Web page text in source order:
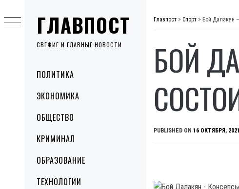
ГЛАВПОСТ
СВЕЖИЕ И ГЛАВНЫЕ НОВОСТИ
MenuПОЛИТИКА
ЭКОНОМИКА
ОБЩЕСТВО
КРИМИНАЛ
ОБРАЗОВАНИЕ
ТЕХНОЛОГИИ
to
content
Главпост > Спорт > Бой Далакян
БОЙ
PUBLISHED ON 16 ОКТЯБРЯ, 2021